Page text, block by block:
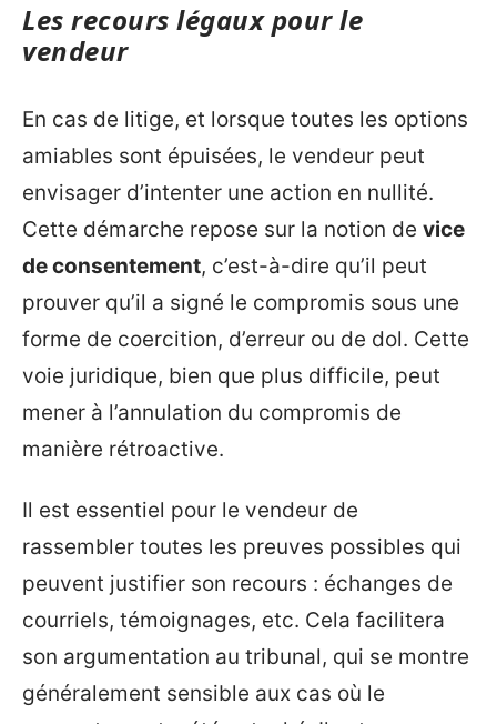
Les recours légaux pour le
vendeur
En cas de litige, et lorsque toutes les options
amiables sont épuisées, le vendeur peut
envisager d’intenter une action en nullité.
Cette démarche repose sur la notion de vice
de consentement, c’est-à-dire qu’il peut
prouver qu’il a signé le compromis sous une
forme de coercition, d’erreur ou de dol. Cette
voie juridique, bien que plus difficile, peut
mener à l’annulation du compromis de
manière rétroactive.
Il est essentiel pour le vendeur de
rassembler toutes les preuves possibles qui
peuvent justifier son recours : échanges de
courriels, témoignages, etc. Cela facilitera
son argumentation au tribunal, qui se montre
généralement sensible aux cas où le